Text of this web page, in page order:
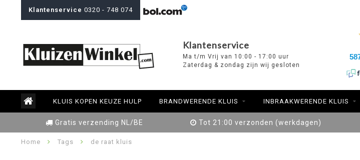
Klantenservice 0320 - 748 074
Klantenservice
Ma t/m Vrij van 10:00 - 17:00 uur
Zaterdag & zondag zijn wij gesloten
KLUIS KOPEN KEUZE HULP BRANDWERENDE KLUIS INBRAAKWERENDE KLUIS
Gratis verzending NL/BE Tot 21:00 verzonden (werkdagen)
Home Tags de raat kluis